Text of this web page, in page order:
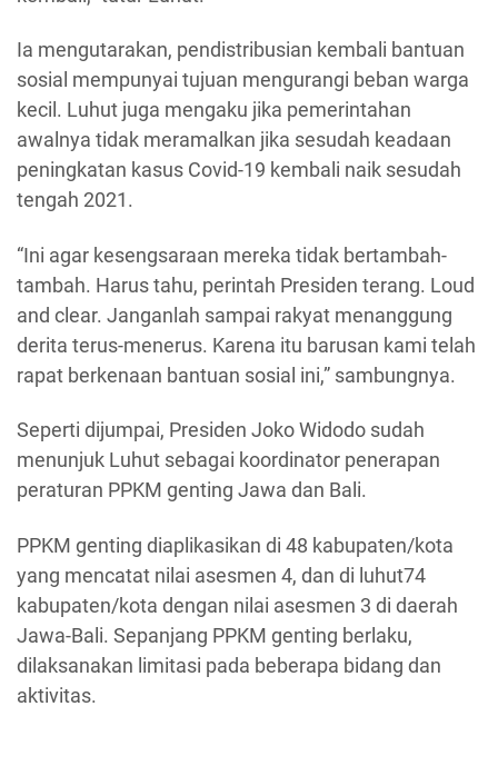
Ia mengutarakan, pendistribusian kembali bantuan
sosial mempunyai tujuan mengurangi beban warga
kecil. Luhut juga mengaku jika pemerintahan
awalnya tidak meramalkan jika sesudah keadaan
peningkatan kasus Covid-19 kembali naik sesudah
tengah 2021.
“Ini agar kesengsaraan mereka tidak bertambah-
tambah. Harus tahu, perintah Presiden terang. Loud
and clear. Janganlah sampai rakyat menanggung
derita terus-menerus. Karena itu barusan kami telah
rapat berkenaan bantuan sosial ini,” sambungnya.
Seperti dijumpai, Presiden Joko Widodo sudah
menunjuk Luhut sebagai koordinator penerapan
peraturan PPKM genting Jawa dan Bali.
PPKM genting diaplikasikan di 48 kabupaten/kota
yang mencatat nilai asesmen 4, dan di luhut74
kabupaten/kota dengan nilai asesmen 3 di daerah
Jawa-Bali. Sepanjang PPKM genting berlaku,
dilaksanakan limitasi pada beberapa bidang dan
aktivitas.